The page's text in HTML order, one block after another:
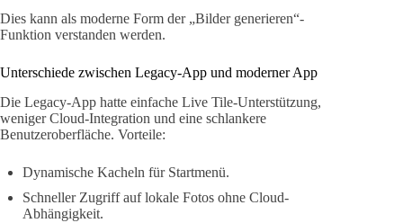
Dies kann als moderne Form der „Bilder generieren“-
Funktion verstanden werden.
Unterschiede zwischen Legacy-App und moderner App
Die Legacy-App hatte einfache Live Tile-Unterstützung,
weniger Cloud-Integration und eine schlankere
Benutzeroberfläche. Vorteile:
Dynamische Kacheln für Startmenü.
Schneller Zugriff auf lokale Fotos ohne Cloud-
Abhängigkeit.